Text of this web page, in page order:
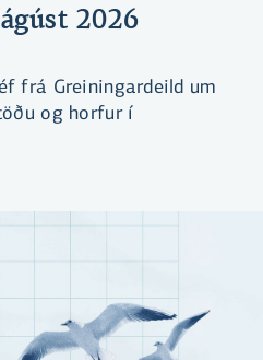
2026
frá Greiningardeild um
og horfur í